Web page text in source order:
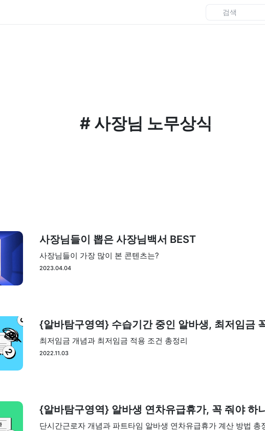
# 사장님 노무상식
사장님들이 뽑은 사장님백서 BEST
사장님들이 가장 많이 본 콘텐츠는?
2023.04.04
{알바탐구영역} 수습기간 중인 알바생, 최저임금
최저임금 개념과 최저임금 적용 조건 총정리
2022.11.03
{알바탐구영역} 알바생 연차유급휴가, 꼭 줘야 하
단시간근로자 개념과 파트타임 알바생 연차유급휴가 계산 방법 총